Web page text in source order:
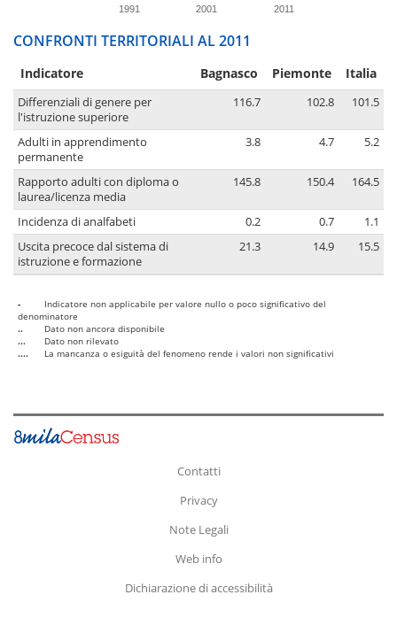
1991 2001 2011
CONFRONTI TERRITORIALI AL 2011
Indicatore Bagnasco Piemonte Italia
Differenziali di genere per
l'istruzione superiore
116.7 102.8 101.5
Adulti in apprendimento
permanente
3.8 4.7 5.2
Rapporto adulti con diploma o
laurea/licenza media
145.8 150.4 164.5
Incidenza di analfabeti 0.2 0.7
1.1
Uscita precoce dal sistema di
istruzione e formazione
21.3 14.9 15.5
-
Indicatore non applicabile per valore nullo o poco significativo del
denominatore
..
Dato non ancora disponibile
...
Dato non rilevato
....
La mancanza o esiguità del fenomeno rende i valori non significativi
Contatti
Privacy
Note Legali
Web info
Dichiarazione di accessibilità